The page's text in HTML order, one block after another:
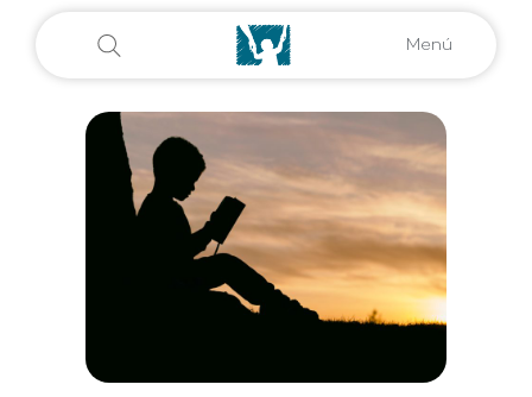
Menú